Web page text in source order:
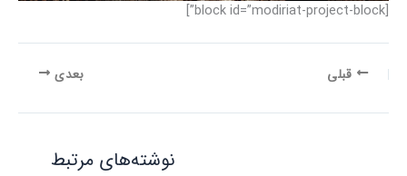
[block id=”modiriat-project-block”]
قبلی بعدی
نوشته‌های مرتبط